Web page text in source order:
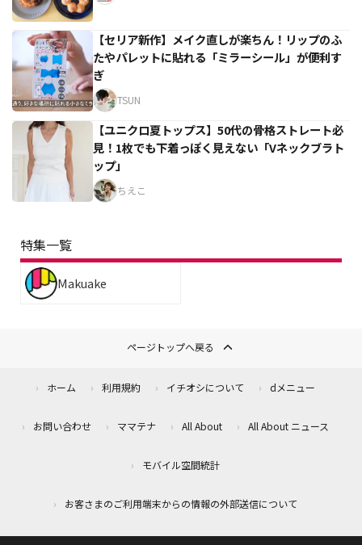
【セリア新作】メイク直しが楽ちん！リップのふ
たやパレットに貼れる「ミラーシール」が便利す
ぎ
TSUN
【ユニクロ夏トップス】50代の骨格ストレート必
見！1枚でも下着っぽく見えない「Vネックブラト
ップ」
ちえこ
特集一覧
Makuake
ページトップへ戻る
ホーム 利用規約 イチオシについて dメニュー
お問い合わせ ママテナ All About All About ニュース
モバイル空間統計
お客さまのご利用端末からの情報の外部送信について